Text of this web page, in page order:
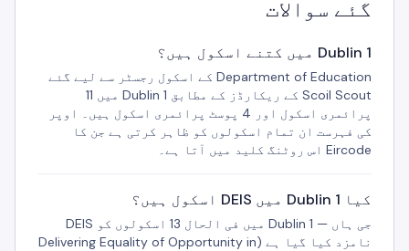
گئے سوالات
Dublin 1 میں کتنے اسکول ہیں؟
Department of Education کے اسکول رجسٹر سے لیے گئے
Scoil Scout کے ریکارڈز کے مطابق Dublin 1 میں 11
پرائمری اسکول اور 4 پوسٹ پرائمری اسکول ہیں۔ اوپر
کی فہرست ان تمام اسکولوں کو ظاہر کرتی ہے جن کا
Eircode اس روٹنگ کلید میں آتا ہے۔
کیا Dublin 1 میں DEIS اسکول ہیں؟
جی ہاں — Dublin 1 میں فی الحال 13 اسکولوں کو DEIS
نامزد کیا گیا ہے (Delivering Equality of Opportunity in